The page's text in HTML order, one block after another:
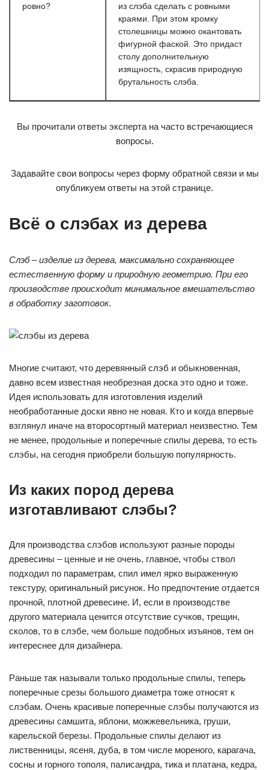
ровно?
из слэба сделать с ровными
краями. При этом кромку
столешницы можно окантовать
фигурной фаской. Это придаст
столу дополнительную
изящность, скрасив природную
брутальность слэба.
Вы прочитали ответы эксперта на часто встречающиеся
вопросы.
Задавайте свои вопросы через форму обратной связи и мы
опубликуем ответы на этой странице.
Всё о слэбах из дерева
Слэб – изделие из дерева, максимально сохраняющее
естественную форму и природную геометрию. При его
производстве происходит минимальное вмешательство
в обработку заготовок.
Многие считают, что деревянный слэб и обыкновенная,
давно всем известная необрезная доска это одно и тоже.
Идея использовать для изготовления изделий
необработанные доски явно не новая. Кто и когда впервые
взглянул иначе на второсортный материал неизвестно. Тем
не менее, продольные и поперечные спилы дерева, то есть
слэбы, на сегодня приобрели большую популярность.
Из каких пород дерева
изготавливают слэбы?
Для производства слэбов используют разные породы
древесины – ценные и не очень, главное, чтобы ствол
подходил по параметрам, спил имел ярко выраженную
текстуру, оригинальный рисунок. Но предпочтение отдается
прочной, плотной древесине. И, если в производстве
другого материала ценится отсутствие сучков, трещин,
сколов, то в слэбе, чем больше подобных изъянов, тем он
интереснее для дизайнера.
Раньше так называли только продольные спилы, теперь
поперечные срезы большого диаметра тоже относят к
слэбам. Очень красивые поперечные слэбы получаются из
древесины самшита, яблони, можжевельника, груши,
карельской березы. Продольные спилы делают из
лиственницы, ясеня, дуба, в том числе мореного, карагача,
сосны и горного тополя, палисандра, тика и платана, кедра,